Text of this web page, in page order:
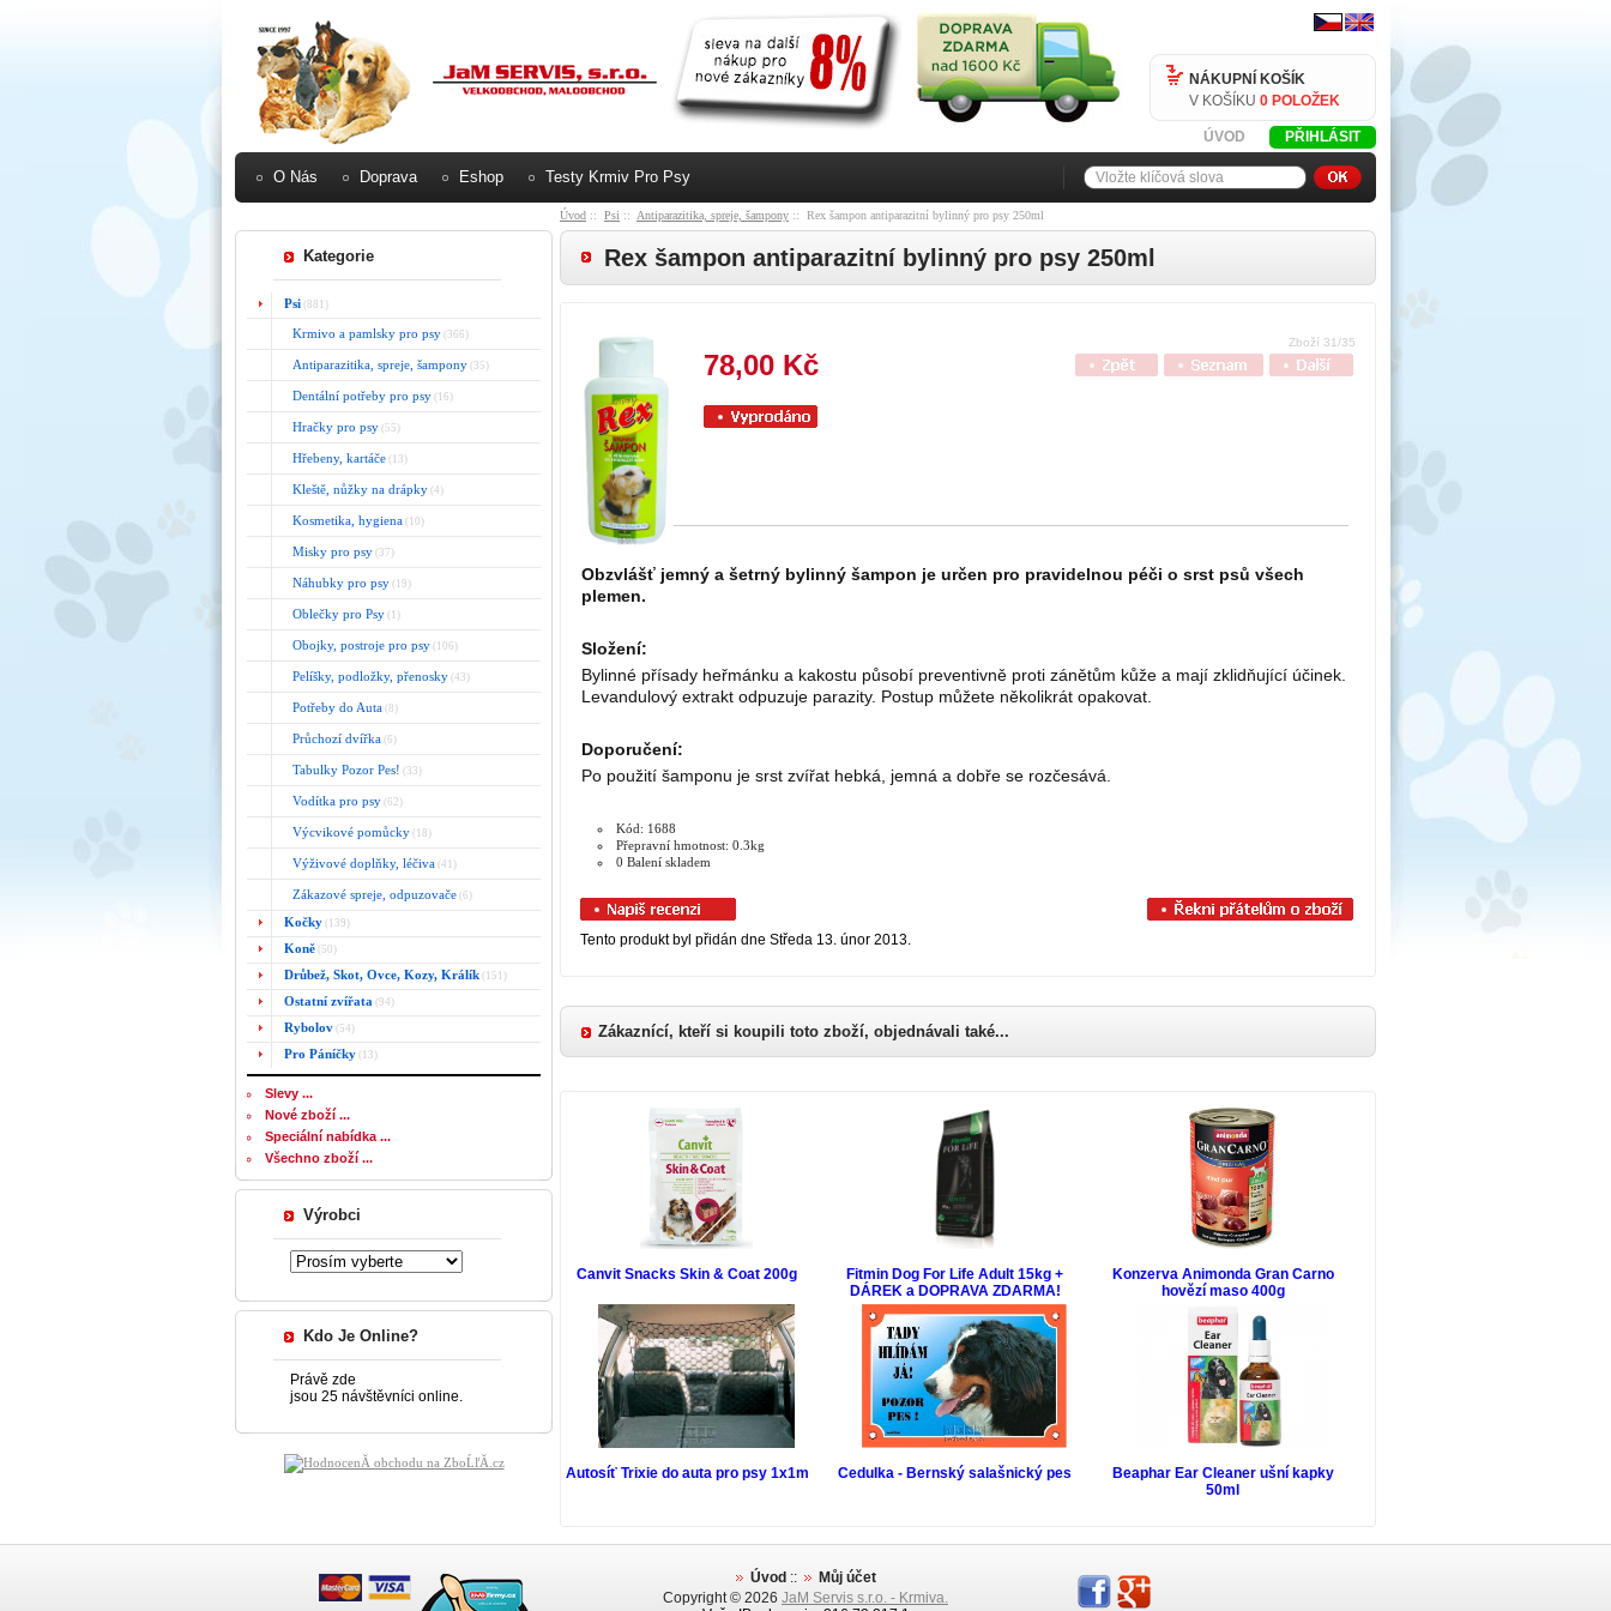
NÁKUPNÍ KOŠÍK
V KOŠÍKU 0 POLOŽEK
PŘIHLÁSIT
ÚVOD
O Nás Doprava Eshop Testy Krmiv Pro Psy
Kategorie
Psi (881)
Krmivo a pamlsky pro psy (366)
Antiparazitika, spreje, šampony (35)
Dentální potřeby pro psy (16)
Hračky pro psy (55)
Hřebeny, kartáče (13)
Kleště, nůžky na drápky (4)
Kosmetika, hygiena (10)
Misky pro psy (37)
Náhubky pro psy (19)
Oblečky pro Psy (1)
Obojky, postroje pro psy (106)
Pelíšky, podložky, přenosky (43)
Potřeby do Auta (8)
Průchozí dvířka (6)
Tabulky Pozor Pes! (33)
Vodítka pro psy (62)
Výcvikové pomůcky (18)
Výživové doplňky, léčiva (41)
Zákazové spreje, odpuzovače (6)
Kočky (139)
Koně (50)
Drůbež, Skot, Ovce, Kozy, Králík (151)
Ostatní zvířata (94)
Rybolov (54)
Pro Páníčky (13)
Slevy ...
Nové zboží ...
Speciální nabídka ...
Všechno zboží ...
Výrobci
Kdo Je Online?
Právě zde
jsou 25 návštěvníci online.
Úvod :: Psi :: Antiparazitika, spreje, šampony :: Rex šampon antiparazitní bylinný pro psy 250ml
Rex šampon antiparazitní bylinný pro psy 250ml
Zboží 31/35
78,00 Kč
Obzvlášť jemný a šetrný bylinný šampon je určen pro pravidelnou péči o srst psů všech
plemen.
Složení:
Bylinné přísady heřmánku a kakostu působí preventivně proti zánětům kůže a mají zklidňující účinek.
Levandulový extrakt odpuzuje parazity. Postup můžete několikrát opakovat.
Doporučení:
Po použití šamponu je srst zvířat hebká, jemná a dobře se rozčesává.
Kód: 1688
Přepravní hmotnost: 0.3kg
0 Balení skladem
Tento produkt byl přidán dne Středa 13. únor 2013.
Zákaznící, kteří si koupili toto zboží, objednávali také...
Canvit Snacks Skin & Coat 200g
Fitmin Dog For Life Adult 15kg +
DÁREK a DOPRAVA ZDARMA!
Konzerva Animonda Gran Carno
hovězí maso 400g
Autosíť Trixie do auta pro psy 1x1m Cedulka - Bernský salašnický pes
Beaphar Ear Cleaner ušní kapky
50ml
Úvod ::
Můj účet
Copyright © 2026 JaM Servis s.r.o. - Krmiva.